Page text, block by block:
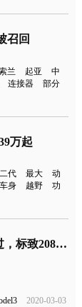
召回
兰 起亚
中
连接器
部分
万起
二代 最大
动
车身 越野
功
连特斯拉和保时捷都干不过，标致208获得2020年度汽车大奖
2020-03-03